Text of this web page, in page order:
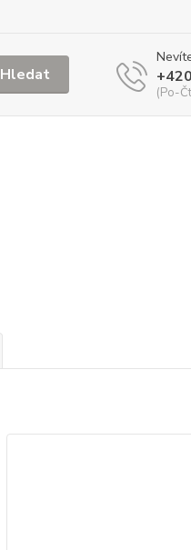
Hledat
(Po-